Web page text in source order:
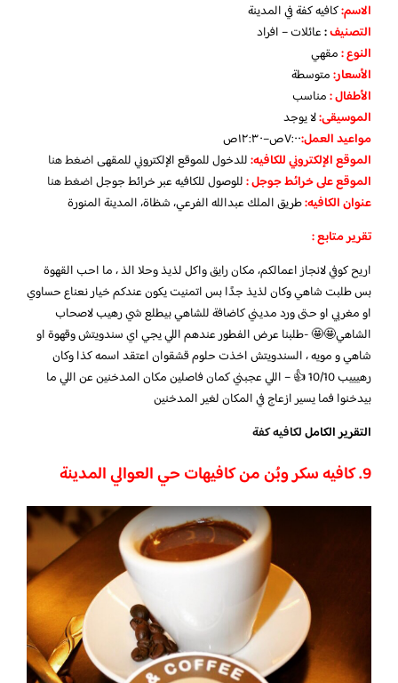
الاسم:كافيه كفة في المدينة
التصنيف:عائلات – افراد
النوع :مقهي
الأسعار:متوسطة
الأطفال:مناسب
الموسيقى:لا يوجد
مواعيد العمل:٧:٠٠ص–١٢:٣٠ص
الموقع الإلكتروني للكافيه:للدخول للموقع الإلكتروني للمقهىاضغط هنا
الموقع على خرائط جوجل:للوصول للكافيه عبر خرائط جوجلاضغط هنا
عنوان الكافيه:طريق الملك عبدالله الفرعي، شظاة، المدينة المنورة
تقرير متابع :
اريح كوفي لانجاز اعمالكم، مكان رايق واكل لذيذ وحلا الذ ، ما احب القهوة
بس طلبت شاهي وكان لذيذ جدًا بس اتمنيت يكون عندكم خيار نعناع حساوي
او مغربي او حتى ورد مديني كاضافة للشاهي بيطلع شي رهيب لاصحاب
الشاهي🤩🤩 -طلبنا عرض الفطور عندهم اللي يجي اي سندويتش وقهوة او
شاهي و مويه ، السندويتش اخذت حلوم قشقوان اعتقد اسمه كذا وكان
رهيييب 10/10 👍 – اللي عجبني كمان فاصلين مكان المدخنين عن اللي ما
بيدخنوا فما يسير ازعاج في المكان لغير المدخنين
التقرير الكامللكافيه كفة
9. كافيه سكر وبُن من كافيهات حي العوالي المدينة